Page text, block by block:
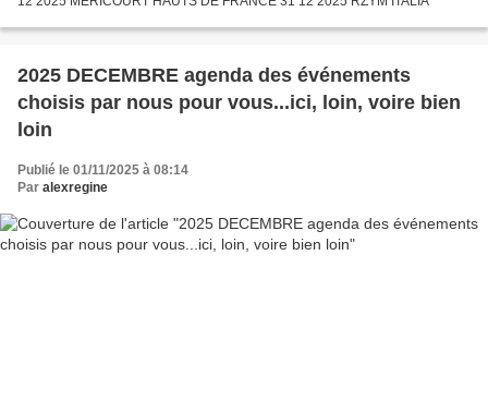
2025 DECEMBRE agenda des événements
choisis par nous pour vous...ici, loin, voire bien
loin
Publié le 01/11/2025 à 08:14
Par alexregine